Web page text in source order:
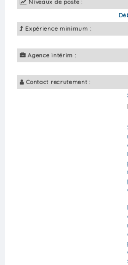
Niveaux de poste :
Expérience minimum :
Agence intérim :
Contact recrutement :